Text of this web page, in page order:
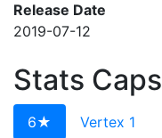
Release Date
2019-07-12
Stats Caps
6★ Vertex 1